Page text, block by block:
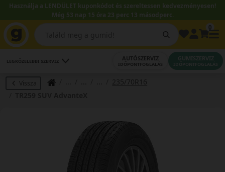
Használja a LENDÜLET kuponkódot és szereltessen kedvezményesen!
Még 53 nap 15 óra 23 perc 12 másodperc.
LEGKÖZELEBBI SZERVIZ AUTÓSZERVIZ
IDŐPONTFOGLALÁS
GUMISZERVIZ
IDŐPONTFOGLALÁS
Vissza
235/70R16